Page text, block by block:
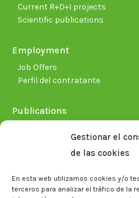
Gestionar el
de las cookies
En esta web utilizamos cookies y/o
terceros para analizar el tráfico de la
Current R+D+I projects
Scientific publications
Employment
Job Offers
Perfil del contratante
Publications
Memorias corporativas
Biblioteca. Repositorio CITAREA
Press